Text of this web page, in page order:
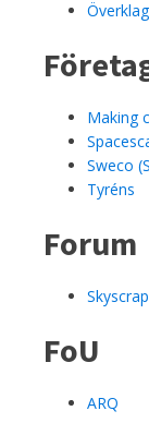
Making
Sweco
Tyréns
Forum
FoU
ARQ